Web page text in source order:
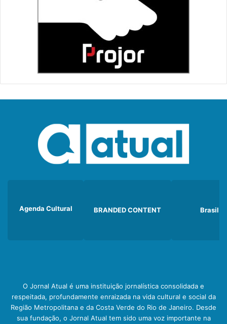
Agenda Cultural BRANDED CONTENT Brasil
O Jornal Atual é uma instituição jornalística consolidada e
respeitada, profundamente enraizada na vida cultural e social da
Região Metropolitana e da Costa Verde do Rio de Janeiro. Desde
sua fundação, o Jornal Atual tem sido uma voz importante na